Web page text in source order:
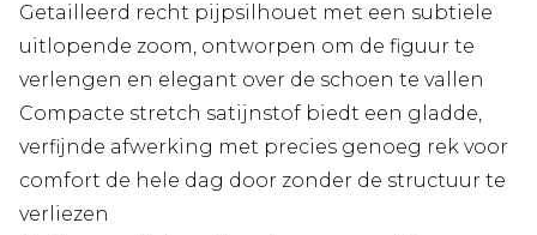
Getailleerd recht pijpsilhouet met een subtiele
uitlopende zoom, ontworpen om de figuur te
verlengen en elegant over de schoen te vallen
Compacte stretch satijnstof biedt een gladde,
verfijnde afwerking met precies genoeg rek voor
comfort de hele dag door zonder de structuur te
verliezen